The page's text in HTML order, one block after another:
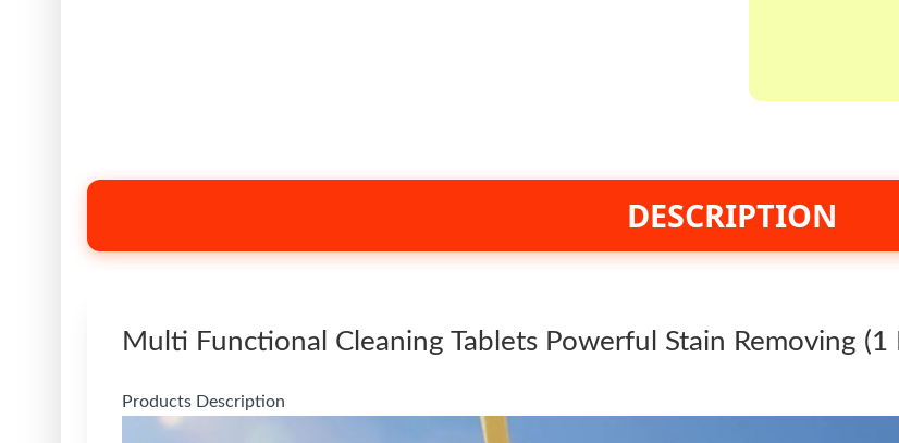
DESCRIPTION
Multi Functional Cleaning Tablets Powerful Stain Removing (1
Products Description